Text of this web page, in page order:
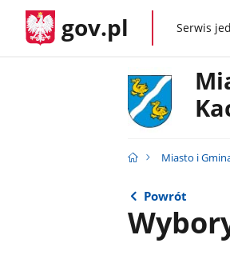
gov.pl gov.plSerwis
Miasto i
Powrót